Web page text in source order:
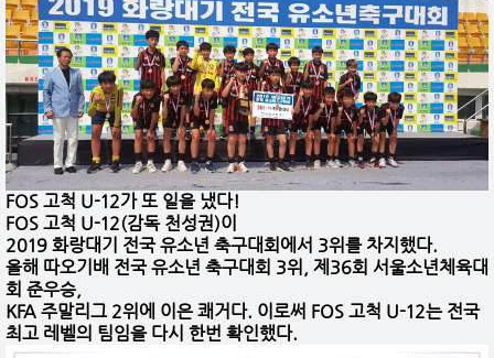
FOS 고척 U-12가 또 일을 냈다!
FOS 고척 U-12(감독 천성권)이
2019 화랑대기 전국 유소년 축구대회에서 3위를 차지했다.
올해 따오기배 전국 유소년 축구대회 3위, 제36회 서울소년체육대
회 준우승,
KFA 주말리그 2위에 이은 쾌거다. 이로써 FOS 고척 U-12는 전국
최고 레벨의 팀임을 다시 한번 확인했다.